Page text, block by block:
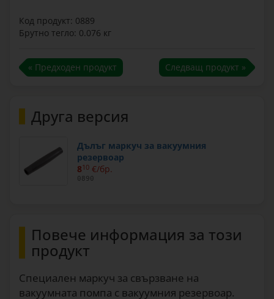
Код продукт: 0889
Брутно тегло: 0.076 кг
« Предходен продукт Следващ продукт »
Друга версия
Дълъг маркуч за вакуумния
резервоар
810 €/бр.
0890
Повече информация за този
продукт
Специален маркуч за свързване на
вакуумната помпа с вакуумния резервоар.